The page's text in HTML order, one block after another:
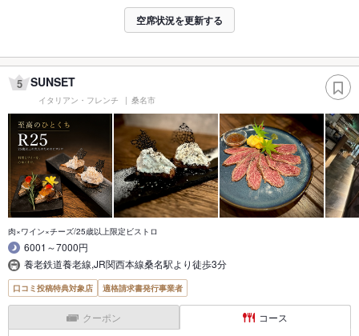
空席状況を更新する
5 SUNSET
イタリアン・フレンチ 桑名市
肉×ワイン×チーズ/25歳以上限定ビストロ
6001～7000円
養老鉄道養老線,JR関西本線桑名駅より徒歩3分
口コミ投稿特典対象店 適格請求書発行事業者
クーポン コース